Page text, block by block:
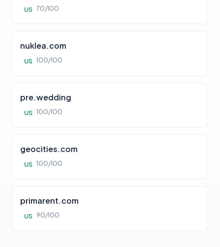
US 70/100
nuklea.com
US 100/100
pre.wedding
US 100/100
geocities.com
US 100/100
primarent.com
US 90/100